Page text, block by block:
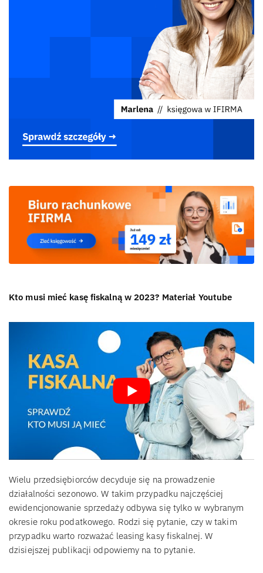
Kto musi mieć kasę fiskalną w 2023? Materiał Youtube
Wielu przedsiębiorców decyduje się na prowadzenie
działalności sezonowo. W takim przypadku najczęściej
ewidencjonowanie sprzedaży odbywa się tylko w wybranym
okresie roku podatkowego. Rodzi się pytanie, czy w takim
przypadku warto rozważać leasing kasy fiskalnej. W
dzisiejszej publikacji odpowiemy na to pytanie.